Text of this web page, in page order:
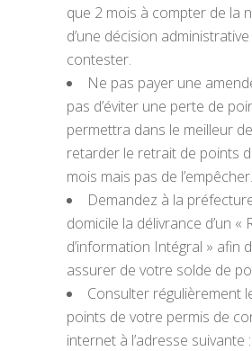
que 2 mois à compter de la
d’une décision
contester.
Ne pas payer une
pas d’éviter une perte de
permettra dans le meilleur
retarder le retrait de points
mois mais pas de l’empêcher.
Demandez à la
domicile la délivrance d’un «
d’information Intégral » afin
assurer de votre solde de
Consulter régulièrement
points de votre permis de
internet à l’adresse suivante :